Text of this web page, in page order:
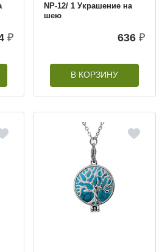
₽
NP-12/ 1 Украшение на
шею
636 ₽
В КОРЗИНУ